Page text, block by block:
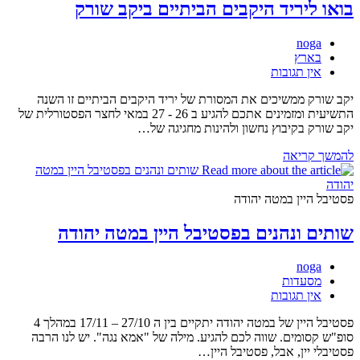
בגן
בואו ליריד היקבים הביתיים ביקב שורק
מחבר:
noga
קטגוריה:
בארץ
תגובות:
אין תגובות
יקב שורק ממשיכים את המסורת של יריד היקבים הביתיים זו השנה
התשיעית ומזמינים אתכם להגיע ב 26 - 27 במאי לחצר הפסטורלית של
יקב שורק בקיבוץ נחשון ולהינות מחגיגה של…
להמשך קריאהבואו
ליריד
הביתיים
שורק
פסטיבל היין במטה יהודה
שותים ונהנים בפסטיבל היין במטה יהודה
מחבר:
noga
קטגוריה:
מסעדות
תגובות:
אין תגובות
פסטיבל היין של במטה יהודה יתקיים בין ה 27/10 – 17/11 במהלך 4
סופ"ש קסומים. שווה לכם להגיע. מילה של "אמא נגה". יש לנו הרבה
פסטיבלי יין, אבל, פסטיבל היין…